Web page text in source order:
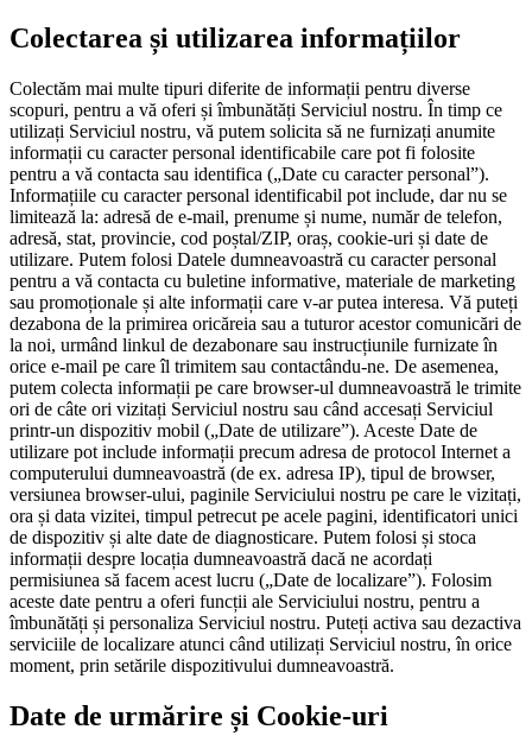
Colectarea și utilizarea informațiilor
Colectăm mai multe tipuri diferite de informații pentru diverse
scopuri, pentru a vă oferi și îmbunătăți Serviciul nostru. În timp ce
utilizați Serviciul nostru, vă putem solicita să ne furnizați anumite
informații cu caracter personal identificabile care pot fi folosite
pentru a vă contacta sau identifica („Date cu caracter personal”).
Informațiile cu caracter personal identificabil pot include, dar nu se
limitează la: adresă de e-mail, prenume și nume, număr de telefon,
adresă, stat, provincie, cod poștal/ZIP, oraș, cookie-uri și date de
utilizare. Putem folosi Datele dumneavoastră cu caracter personal
pentru a vă contacta cu buletine informative, materiale de marketing
sau promoționale și alte informații care v-ar putea interesa. Vă puteți
dezabona de la primirea oricăreia sau a tuturor acestor comunicări de
la noi, urmând linkul de dezabonare sau instrucțiunile furnizate în
orice e-mail pe care îl trimitem sau contactându-ne. De asemenea,
putem colecta informații pe care browser-ul dumneavoastră le trimite
ori de câte ori vizitați Serviciul nostru sau când accesați Serviciul
printr-un dispozitiv mobil („Date de utilizare”). Aceste Date de
utilizare pot include informații precum adresa de protocol Internet a
computerului dumneavoastră (de ex. adresa IP), tipul de browser,
versiunea browser-ului, paginile Serviciului nostru pe care le vizitați,
ora și data vizitei, timpul petrecut pe acele pagini, identificatori unici
de dispozitiv și alte date de diagnosticare. Putem folosi și stoca
informații despre locația dumneavoastră dacă ne acordați
permisiunea să facem acest lucru („Date de localizare”). Folosim
aceste date pentru a oferi funcții ale Serviciului nostru, pentru a
îmbunătăți și personaliza Serviciul nostru. Puteți activa sau dezactiva
serviciile de localizare atunci când utilizați Serviciul nostru, în orice
moment, prin setările dispozitivului dumneavoastră.
Date de urmărire și Cookie-uri